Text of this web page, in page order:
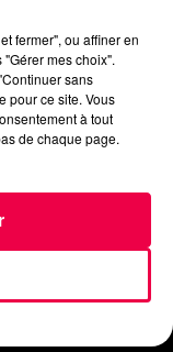
fermer", ou affiner en
mes choix".
sans
pour ce site. Vous
à tout
de chaque page.